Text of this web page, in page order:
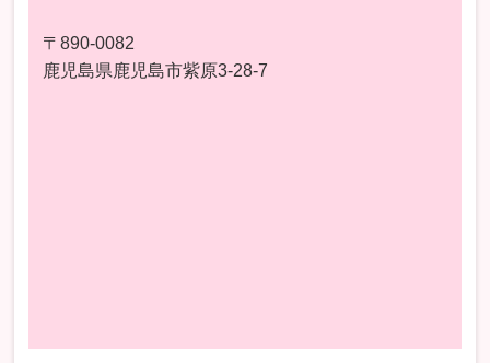
〒890-0082
鹿児島県鹿児島市紫原3-28-7